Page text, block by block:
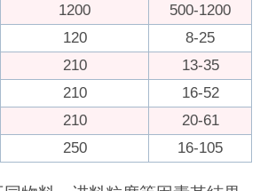
1200
500-1200
120
8-25
210
13-35
210
16-52
210
20-61
250 16-105